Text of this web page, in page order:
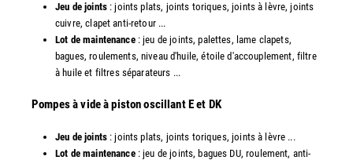
Jeu de joints: joints plats, joints toriques, joints à lèvre, joints
cuivre, clapet anti-retour ...
Lot de maintenance: jeu de joints, palettes, lame clapets,
bagues, roulements, niveau d'huile, étoile d'accouplement, filtre
à huile et filtres séparateurs ...
​Pompes à vide à piston oscillant E et DK
Jeu de joints: joints plats, joints toriques, joints à lèvre ...
Lot de maintenance: jeu de joints, bagues DU, roulement, anti-